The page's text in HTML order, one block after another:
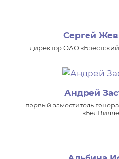
Сергей
директор ОАО
Андрей
первый заместитель